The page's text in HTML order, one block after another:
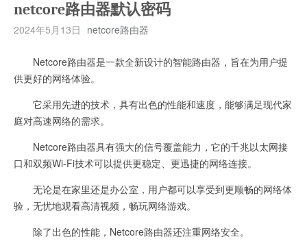
netcore路由器默认密码
2024年5月13日 netcore路由器
Netcore路由器是一款全新设计的智能路由器，旨在为用户提
供更好的网络体验。
它采用先进的技术，具有出色的性能和速度，能够满足现代家
庭对高速网络的需求。
Netcore路由器具有强大的信号覆盖能力，它的千兆以太网接
口和双频Wi-Fi技术可以提供更稳定、更迅捷的网络连接。
无论是在家里还是办公室，用户都可以享受到更顺畅的网络体
验，无忧地观看高清视频，畅玩网络游戏。
除了出色的性能，Netcore路由器还注重网络安全。